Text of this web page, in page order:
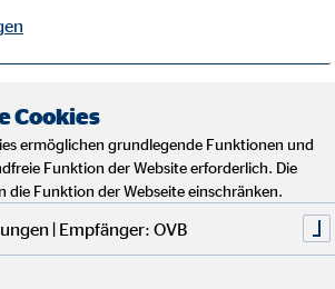
Cookies
ermöglichen grundlegende Funktionen und
Funktion der Website erforderlich. Die
die Funktion der Webseite einschränken.
| Empfänger: OVB